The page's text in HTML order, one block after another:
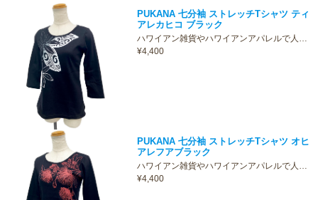
PUKANA 七分袖 ストレッチTシャツ ティ
アレカヒコ ブラック
ハワイアン雑貨やハワイアンアパレルで人…
¥4,400
PUKANA 七分袖 ストレッチTシャツ オヒ
アレフアブラック
ハワイアン雑貨やハワイアンアパレルで人…
¥4,400